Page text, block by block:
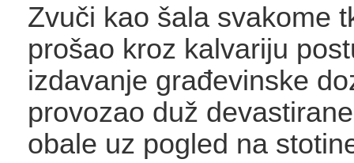
Zvuči kao šala svakome
prošao kroz kalvariju
izdavanje građevinske
provozao duž
obale uz pogled na